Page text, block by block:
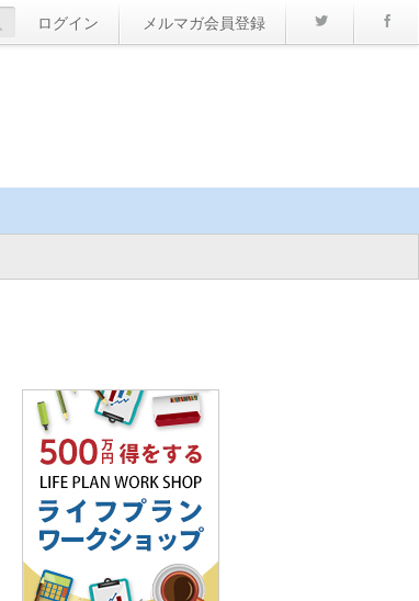
ログイン メルマガ会員登録